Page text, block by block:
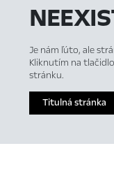
Je nám ľúto, ale
Kliknutím na
stránku.
Titulná stránka